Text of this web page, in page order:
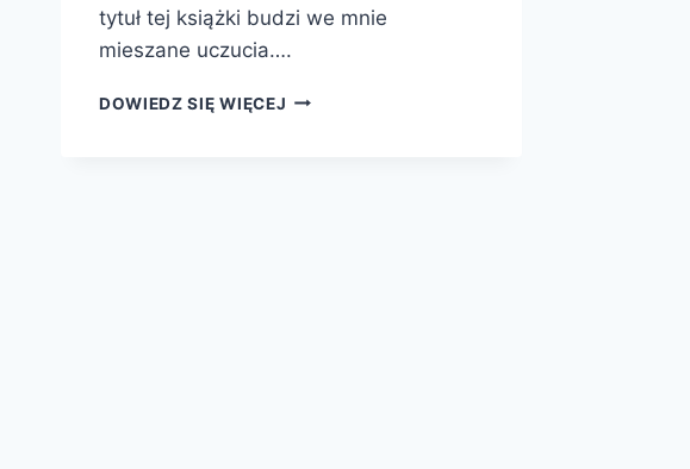
tytuł tej książki budzi we mnie
mieszane uczucia….
DOWIEDZ SIĘ WIĘCEJ KULTURA